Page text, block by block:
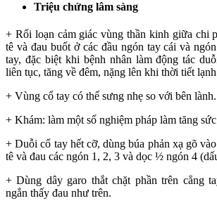
Triệu chứng lâm sàng
+ Rối loạn cảm giác vùng thần kinh giữa chi
tê và đau buốt ở các đầu ngón tay cái và
tay, đặc biệt khi bệnh nhân làm động tác
liên tục, tăng về đêm, nặng lên khi thời tiết
+ Vùng cổ tay có thể sưng nhẹ so với bên lành.
+ Khám: làm một số nghiệm pháp làm tăng
+ Duỗi cổ tay hết cỡ, dùng búa phản xạ gõ
tê và đau các ngón 1, 2, 3 và dọc ½ ngón 4
+ Dùng dây garo thắt chặt phần trên cẳng
ngắn thấy đau như trên.